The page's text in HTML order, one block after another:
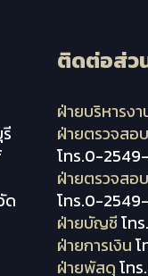
ด
ติดต่อส่ว
ฝ่ายบริหารงา
ฝ่ายตรวจสอ
โทร.0-2549-
ฝ่ายตรวจสอ
โทร.0-
ฝ่ายบัญชีโท
ฝ่ายการเงิน
ฝ่ายพัสดุโท